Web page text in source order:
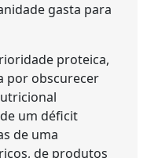
gasta para
proteica,
por obscurecer
um déficit
de uma
de produtos